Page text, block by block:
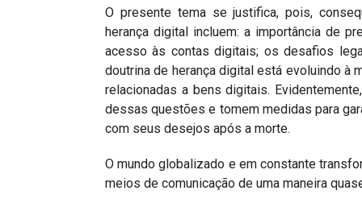
O presente tema se justifica, pois,
herança digital incluem: a importância de
acesso às contas digitais; os desafios
doutrina de herança digital está evoluindo à
relacionadas a bens digitais.
dessas questões e tomem medidas para
com seus desejos após a morte.
O mundo globalizado e em constante
meios de comunicação de uma maneira